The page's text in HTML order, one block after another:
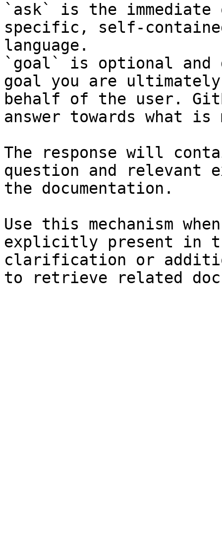
`ask` is the
specific, self-
language.
`goal` is optional and
goal you are
behalf of the user.
answer towards what
The response will
question and relevant
the documentation.
Use this mechanism
explicitly present in
clarification or